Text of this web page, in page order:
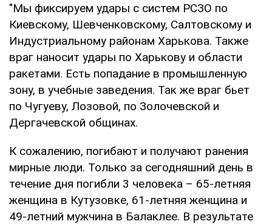
"Мы фиксируем удары с систем РСЗО по
Киевскому, Шевченковскому, Салтовскому и
Индустриальному районам Харькова. Также
враг наносит удары по Харькову и области
ракетами. Есть попадание в промышленную
зону, в учебные заведения. Так же враг бьет
по Чугуеву, Лозовой, по Золочевской и
Дергачевской общинах.
К сожалению, погибают и получают ранения
мирные люди. Только за сегодняшний день в
течение дня погибли 3 человека – 65-летняя
женщина в Кутузовке, 61-летняя женщина и
49-летний мужчина в Балаклее. В результате